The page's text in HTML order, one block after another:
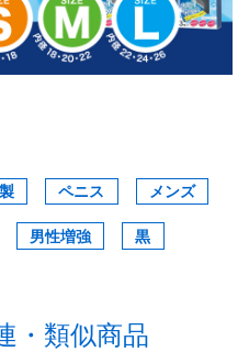
ペニス メンズ
男性増強 黒
・類似商品